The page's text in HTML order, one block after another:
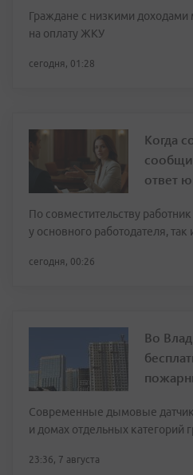
Граждане с низкими
на оплату ЖКУ
сегодня, 01:28
Когда
ответ
По совместительству
у основного работодателя, так
сегодня, 00:26
Во
Современные дымовые
и домах отдельных категорий
23:36, 7 августа